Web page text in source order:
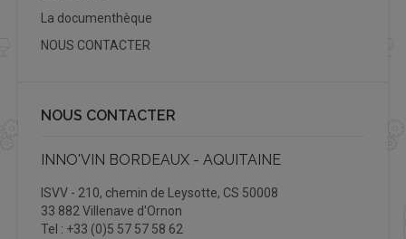
La documenthèque
NOUS CONTACTER
NOUS CONTACTER
INNO'VIN BORDEAUX - AQUITAINE
ISVV - 210, chemin de Leysotte, CS 50008
33 882 Villenave d'Ornon
Tel : +33 (0)5 57 57 58 62